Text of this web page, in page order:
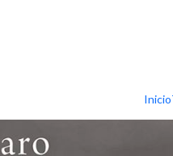
Inicio